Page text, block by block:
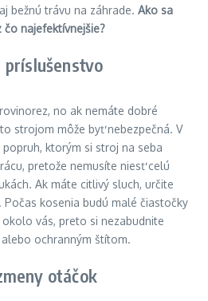
bežnú trávu na záhrade. Ako sa
najefektívnejšie?
no ak nemáte dobré
strojom môže byť nebezpečná. V
ktorým si stroj na seba
pretože nemusíte niesť celú
Ak máte citlivý sluch, určite
kosenia budú malé čiastočky
vás, preto si nezabudnite
ochranným štítom.
otáčok